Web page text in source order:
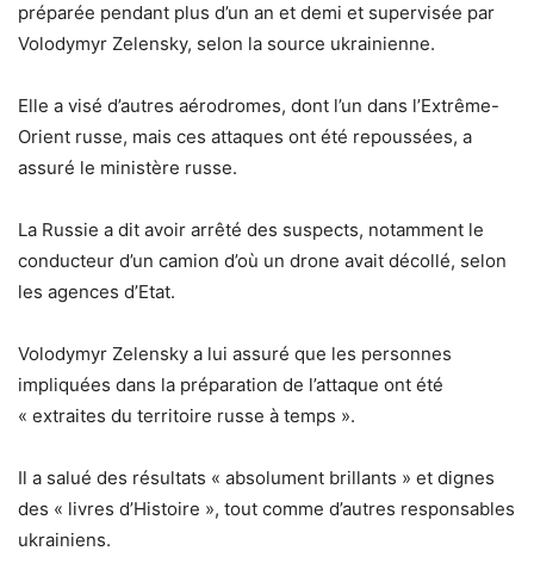
préparée pendant plus d’un an et demi et supervisée par
Volodymyr Zelensky, selon la source ukrainienne.
Elle a visé d’autres aérodromes, dont l’un dans l’Extrême-
Orient russe, mais ces attaques ont été repoussées, a
assuré le ministère russe.
La Russie a dit avoir arrêté des suspects, notamment le
conducteur d’un camion d’où un drone avait décollé, selon
les agences d’Etat.
Volodymyr Zelensky a lui assuré que les personnes
impliquées dans la préparation de l’attaque ont été
« extraites du territoire russe à temps ».
Il a salué des résultats « absolument brillants » et dignes
des « livres d’Histoire », tout comme d’autres responsables
ukrainiens.